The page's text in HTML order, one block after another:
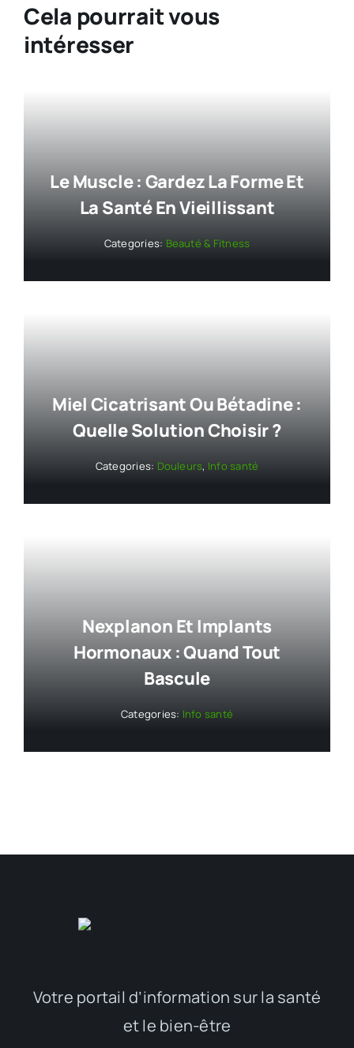
Cela pourrait vous
intéresser
Le Muscle : Gardez La Forme Et
La Santé En Vieillissant
Categories: Beauté & Fitness
Miel Cicatrisant Ou Bétadine :
Quelle Solution Choisir ?
Categories: Douleurs, Info santé
Nexplanon Et Implants
Hormonaux : Quand Tout
Bascule
Categories: Info santé
Votre portail d’information sur la santé
et le bien-être